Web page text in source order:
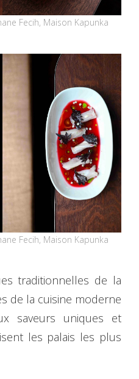
Fecih, Maison Kapunka
Fecih, Maison Kapunka
traditionnelles de la
de la cuisine moderne
saveurs uniques et
les palais les plus